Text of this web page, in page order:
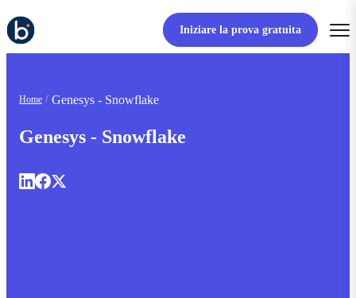
Iniziare la prova gratuita
Home Genesys - Snowflake
Genesys - Snowflake